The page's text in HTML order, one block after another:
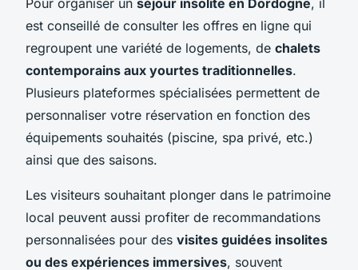
Pour organiser un séjour insolite en Dordogne, il
est conseillé de consulter les offres en ligne qui
regroupent une variété de logements, de chalets
contemporains aux yourtes traditionnelles.
Plusieurs plateformes spécialisées permettent de
personnaliser votre réservation en fonction des
équipements souhaités (piscine, spa privé, etc.)
ainsi que des saisons.
Les visiteurs souhaitant plonger dans le patrimoine
local peuvent aussi profiter de recommandations
personnalisées pour des visites guidées insolites
ou des expériences immersives, souvent